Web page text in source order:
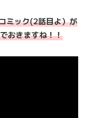
ミック(2話目よ）が
おきますね！！